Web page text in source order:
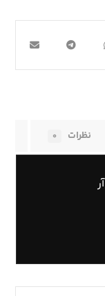
نظرات ۰